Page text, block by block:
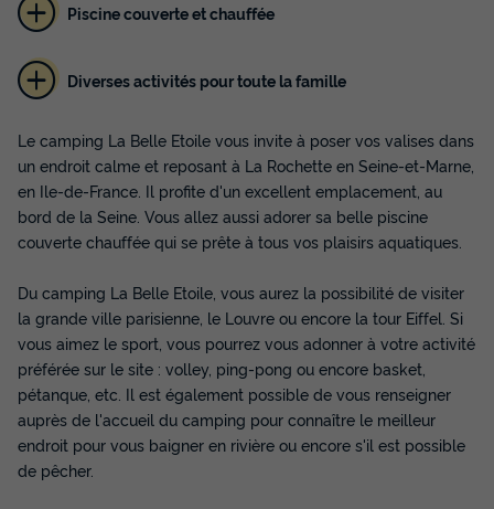
Piscine couverte et chauffée
Diverses activités pour toute la famille
Le camping La Belle Etoile vous invite à poser vos valises dans
un endroit calme et reposant à La Rochette en Seine-et-Marne,
en Ile-de-France. Il profite d'un excellent emplacement, au
bord de la Seine. Vous allez aussi adorer sa belle piscine
couverte chauffée qui se prête à tous vos plaisirs aquatiques.
Du camping La Belle Etoile, vous aurez la possibilité de visiter
la grande ville parisienne, le Louvre ou encore la tour Eiffel. Si
vous aimez le sport, vous pourrez vous adonner à votre activité
préférée sur le site : volley, ping-pong ou encore basket,
pétanque, etc. Il est également possible de vous renseigner
auprès de l'accueil du camping pour connaître le meilleur
endroit pour vous baigner en rivière ou encore s'il est possible
de pêcher.